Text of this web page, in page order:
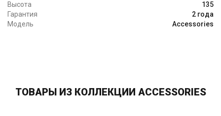
Высота
135
Гарантия
2 года
Модель
Accessories
ТОВАРЫ ИЗ КОЛЛЕКЦИИ ACCESSORIES